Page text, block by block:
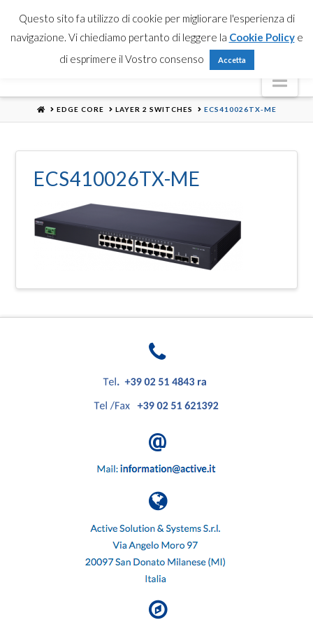
HOMEEDGE CORE LAYER 2 SWITCHES ECS410026TX-ME
ECS410026TX-ME
Questo sito fa utilizzo di cookie per migliorare l'esperienza di
navigazione. Vi chiediamo pertanto di leggere la Cookie Policye
di esprimere il Vostro consenso
Accetta